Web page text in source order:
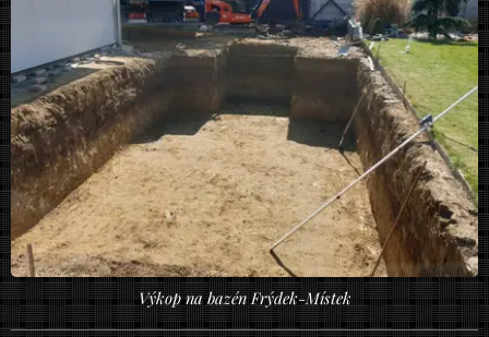
Výkop na bazén Frýdek-Místek